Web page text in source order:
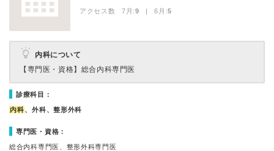
アクセス数 7月:9 | 6月:5
内科について
【専門医・資格】 総合内科専門医
診療科目：
内科、外科、整形外科
専門医・資格：
総合内科専門医、整形外科専門医